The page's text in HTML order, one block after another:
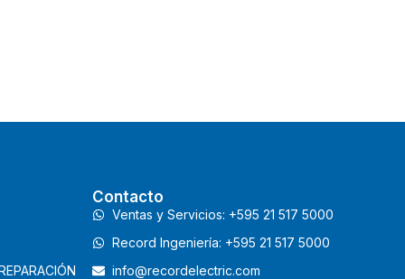
Contacto
Ventas y Servicios: +595 21 517 5000
Record Ingeniería: +595 21 517 5000
info@recordelectric.com